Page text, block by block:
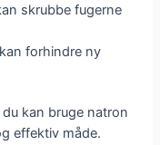
skrubbe fugerne
forhindre ny
kan bruge natron
effektiv måde.